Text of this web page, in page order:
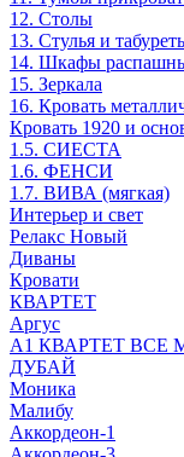
12. Столы
13. Стулья и
14. Шкафы
15. Зеркала
16. Кровать
Кровать 1920 и
1.5. СИЕСТА
1.6. ФЕНСИ
1.7. ВИВА (мягкая)
Интерьер и свет
Релакс Новый
Диваны
Кровати
КВАРТЕТ
Аргус
А1 КВАРТЕТ ВСЕ
ДУБАЙ
Моника
Малибу
Аккордеон-1